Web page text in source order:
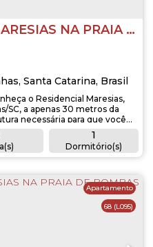
L094 RESIDENCIAL MARESIAS NA PRAIA DE BOMBAS
, Santa Catarina, Brasil
1
Dormitório(s)
1
o Residencial Maresias,
SC, a apenas 30 metros da
necessária para que você
praticidade e excelente
de 1 e 2
68 (L095)
Apartamento